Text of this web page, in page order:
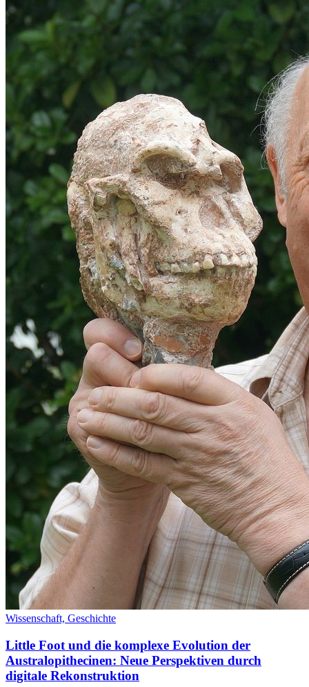
Wissenschaft, Geschichte
Little Foot und die komplexe Evolution der
Australopithecinen: Neue Perspektiven durch
digitale Rekonstruktion